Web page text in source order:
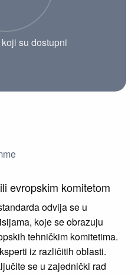
su dostupni
evropskim komitetom
odvija se u
koje se obrazuju
tehničkim komitetima.
iz različitih oblasti.
se u zajednički rad